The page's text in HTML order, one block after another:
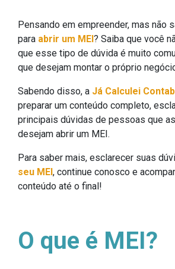
Pensando em empreender, mas não
para abrir um MEI? Saiba que você
que esse tipo de dúvida é muito
que desejam montar o próprio
Sabendo disso, a Já Calculei
preparar um conteúdo completo,
principais dúvidas de pessoas que
desejam abrir um MEI.
Para saber mais, esclarecer suas
seu MEI, continue conosco e
conteúdo até o final!
O que é MEI?